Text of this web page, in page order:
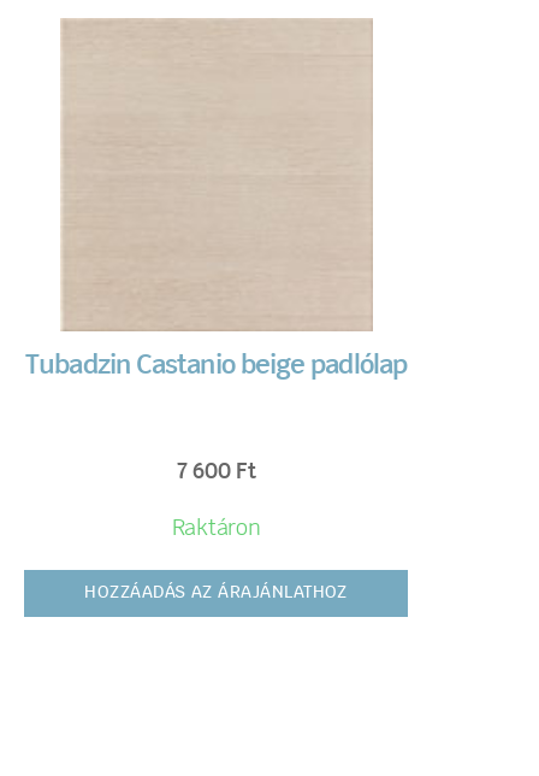
Tubadzin Castanio beige padlólap
7 600 Ft
Raktáron
HOZZÁADÁS AZ ÁRAJÁNLATHOZ